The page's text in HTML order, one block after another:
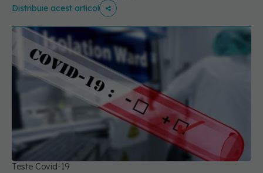
Distribuie acest articol
Teste Covid-19